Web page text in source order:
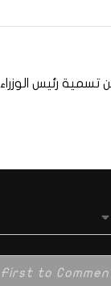
تسمية رئيس الوزراء